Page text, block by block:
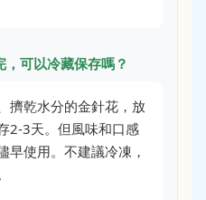
可以冷藏保存嗎？
擠乾水分的金針花，放
2-3天。但風味和口感
早使用。不建議冷凍，